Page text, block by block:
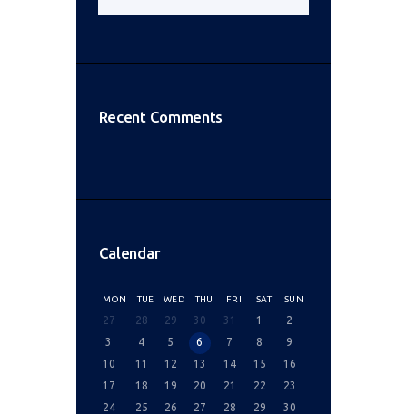
Recent Comments
Calendar
MON TUE WED THU FRI SAT SUN
27 28 29 30 31 1
2
3
4 5 6 7 8
9
10
11 12 13 14 15
16
17
18 19 20 21 22
23
24
25 26 27 28 29
30